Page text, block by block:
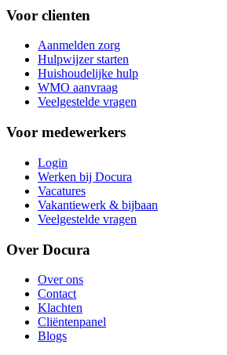
Voor clienten
Aanmelden zorg
Hulpwijzer starten
Huishoudelijke hulp
WMO aanvraag
Veelgestelde vragen
Voor medewerkers
Login
Werken bij Docura
Vacatures
Vakantiewerk & bijbaan
Veelgestelde vragen
Over Docura
Over ons
Contact
Klachten
Cliëntenpanel
Blogs